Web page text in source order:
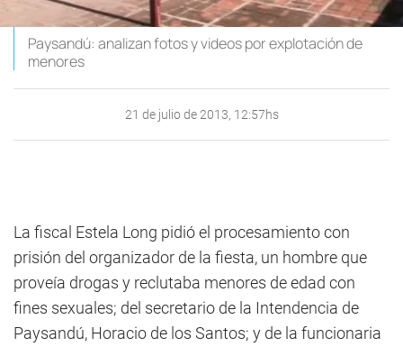
Paysandú: analizan fotos y videos por explotación de
menores
21 de julio de 2013, 12:57hs
La fiscal Estela Long pidió el procesamiento con
prisión del organizador de la fiesta, un hombre que
proveía drogas y reclutaba menores de edad con
fines sexuales; del secretario de la Intendencia de
Paysandú, Horacio de los Santos; y de la funcionaria